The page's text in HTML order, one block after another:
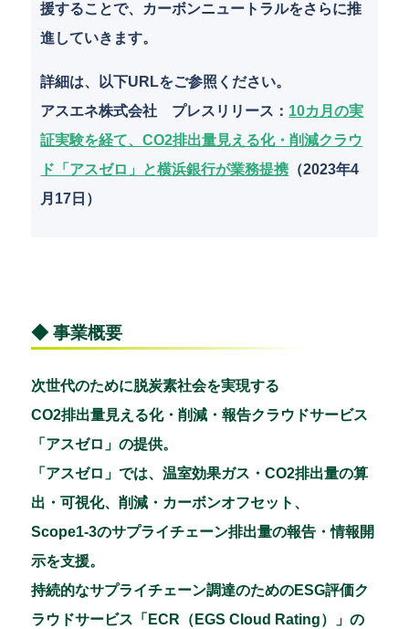
k
援することで、カーボンニュートラルをさらに推
進していきます。
詳細は、以下URLをご参照ください。
アスエネ株式会社 プレスリリース： 10カ月の実
証実験を経て、CO2排出量見える化・削減クラウ
ド「アスゼロ」と横浜銀行が業務提携 （2023年4
月17日）
◆ 事業概要
次世代のために脱炭素社会を実現する
CO2排出量見える化・削減・報告クラウドサービス
「アスゼロ」の提供。
「アスゼロ」では、温室効果ガス・CO2排出量の算
出・可視化、削減・カーボンオフセット、
Scope1-3のサプライチェーン排出量の報告・情報開
示を支援。
持続的なサプライチェーン調達のためのESG評価ク
ラウドサービス「ECR（EGS Cloud Rating）」の